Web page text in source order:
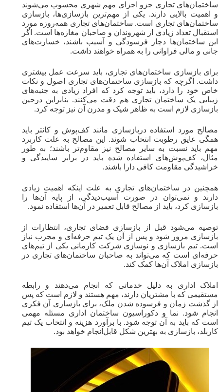
ساختمان‌های تجاری جزو اجزای مهم شهری محسوب می‌شوند
و اهمیت بالایی دارند. یکی از مهم‌ترین بازسازی‌ها، بازسازی
ساختمان‌های تجاری است. ساختمان‌های تجاری همه‌روزه مورد
استقبال تعداد زیادی از شهروندان و صاحبان مغازه‌ها است‌. اگر
این ساختمان‌ها دچار فرسودگی و آسیب باشند، خسارت‌های
جانی و مالی فراوانی را به همراه خواهند داشت.
برای بازسازی ساختمان‌های تجاری، باید سرعت عمل بیشتری
داشت. اگرچه که بازسازی ساختمان‌های تجاری اصول و نکات
خاص خود را دارد، باید توجه کرد که افراد زیادی به جنبه‌های
زیبایی یک ساختمان تجاری هم دقت می‌کنند. بنابراین درحین
بازسازی لازم است به ظاهر شیک و مدرن آن نیز توجه کرد.
مصالح مورد استفاده دربازسازی مانند کف‌پوش و کانتر باید
همگی عایق رطوبت انتخاب شوند. این مصالح به علت کاربرد
مهم باید نسبت به سایر مصالح نیز مقاوم‌تر باشند؛ به طور
مثال، کف‌پوش‌های استفاده شده باید در برابر ساییدگی و
خراشیدگی مقاومت کافی دارا باشند.
همچنین در ساختمان‌های تجاری به علت اینکه اهمیت زیادی
دارند و نمی‌توان در صورت آسیب‌دیدگی، از پایه آن‌ها را
بازسازی کرد، باید از مصالح قابل تعمیر در آن‌ها استفاده نمود.
توصیه می‌شود قبل از بازسازی فضای تجاری، انتظارات از
بازسازی مرور شود و پس از آن یک تیم حرفه‌ای و مجرب نیاز
است. تیم بازسازی و‌ نوسازی شرکت کارمانی یکی از تیم‌های
حرفه‌ای است که می‌تواند به صاحبان ساختمان‌های تجاری در
بازسازی املاک آن‌ها کمک کند.
املاک اداری به دلیل خدماتی که انجام می‌دهند و رابطه
مستقیمی که با مشتریان دارند، مهم هستند و لازم است که پس
از گذشت زمان و فرسوده شدن ملک، برای بازسازی آن فکری
انجام شود. نما و دکوراسیون ساختمان اداری مسئله مهمی
است که باید به آن توجه شود. با برآورد هزینه و انتخاب یک تیم
کاربلد، بازسازی به بهترین شکل قابل‌انجام خواهد بود.